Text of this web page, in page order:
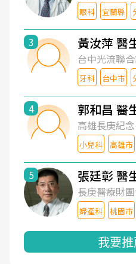
眼科 宜蘭縣
3 黃汝萍 醫
台中光流聯
牙科 台中市
4 郭和昌 醫
高雄長庚紀
小兒科 高雄市
5 張廷彰 醫
長庚醫療財
婦產科 桃園市
我要